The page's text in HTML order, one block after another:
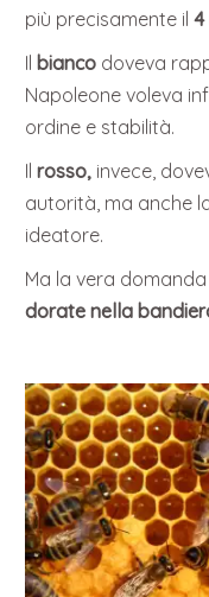
più precisamente il4
Ilbianco doveva
Napoleone voleva
ordine e stabilità.
Ilrosso, invece,
autorità, ma anche
ideatore.
Ma la vera
dorate nella